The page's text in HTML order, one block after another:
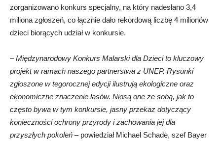
zorganizowano konkurs specjalny, na który nadesłano 3,4
miliona zgłoszeń, co łącznie dało rekordową liczbę 4 milionów
dzieci biorących udział w konkursie.
–Międzynarodowy Konkurs Malarski dla Dzieci to kluczowy
projekt w ramach naszego partnerstwa z UNEP. Rysunki
zgłoszone w tegorocznej edycji ilustrują ekologiczne oraz
ekonomiczne znaczenie lasów. Niosą one ze sobą, jak to
często bywa w tym konkursie, jasny przekaz dotyczący
konieczności ochrony przyrody i zachowania jej dla
przyszłych pokoleń – powiedział Michael Schade, szef Bayer